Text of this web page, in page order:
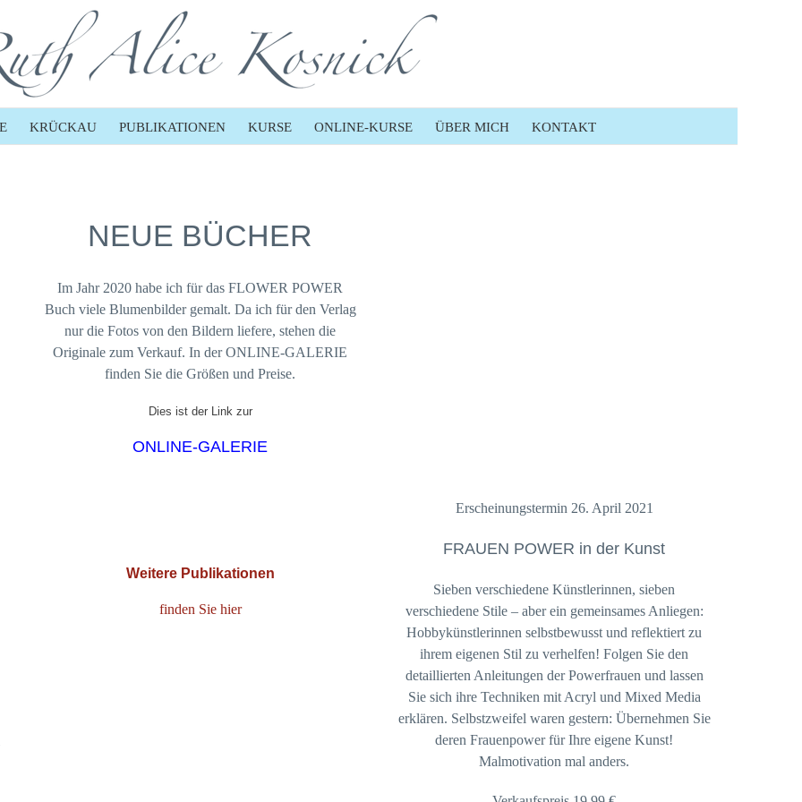
KRÜCKAU PUBLIKATIONEN KURSE ONLINE-KURSE ÜBER MICH KONTAKT
NEUE BÜCHER
Im Jahr 2020 habe ich für das FLOWER POWER
Buch viele Blumenbilder gemalt. Da ich für den Verlag
nur die Fotos von den Bildern liefere, stehen die
Originale zum Verkauf. In der ONLINE-GALERIE
finden Sie die Größen und Preise.
Dies ist der Link zur
ONLINE-GALERIE
Weitere Publikationen
finden Sie hier
Erscheinungstermin 26. April 2021
FRAUEN POWER in der Kunst
Sieben verschiedene Künstlerinnen, sieben
verschiedene Stile – aber ein gemeinsames Anliegen:
Hobbykünstlerinnen selbstbewusst und reflektiert zu
ihrem eigenen Stil zu verhelfen! Folgen Sie den
detaillierten Anleitungen der Powerfrauen und lassen
Sie sich ihre Techniken mit Acryl und Mixed Media
erklären. Selbstzweifel waren gestern: Übernehmen Sie
deren Frauenpower für Ihre eigene Kunst!
Malmotivation mal anders.